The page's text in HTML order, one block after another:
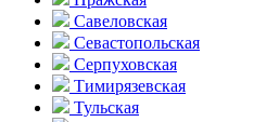
Савеловская
Севасто­польская
Серпуховская
Тимирязевская
Тульская